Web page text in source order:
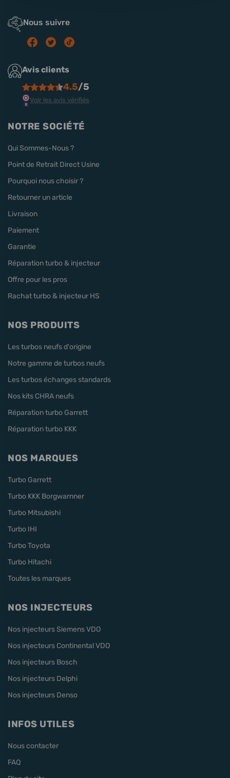
Nous suivre
Avis clients
4.5/5
Voir les avis vérifiés
NOTRE SOCIÉTÉ
Qui Sommes-Nous ?
Point de Retrait Direct Usine
Pourquoi nous choisir ?
Retourner un article
Livraison
Paiement
Garantie
Réparation turbo & injecteur
Offre pour les pros
Rachat turbo & injecteur HS
NOS PRODUITS
Les turbos neufs d'origine
Notre gamme de turbos neufs
Les turbos échanges standards
Nos kits CHRA neufs
Réparation turbo Garrett
Réparation turbo KKK
NOS MARQUES
Turbo Garrett
Turbo KKK Borgwarnner
Turbo Mitsubishi
Turbo IHI
Turbo Toyota
Turbo Hitachi
Toutes les marques
NOS INJECTEURS
Nos injecteurs Siemens VDO
Nos injecteurs Continental VDO
Nos injecteurs Bosch
Nos injecteurs Delphi
Nos injecteurs Denso
INFOS UTILES
Nous contacter
FAQ